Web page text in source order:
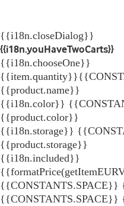
{{i18n.closeDialog}}
{{i18n.youHaveTwoCarts}}
{{i18n.chooseOne}}
{{product.name}}
{{i18n.color}}
{{product.color}}
{{i18n.storage}}
{{product.storage}}
{{i18n.included}}
{{CONSTANTS.SPACE}}